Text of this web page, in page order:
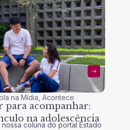
na Mídia ,Acontece
para acompanhar:
na adolescência
coluna do portal Estado